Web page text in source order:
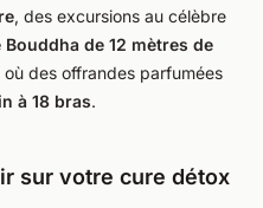
, des excursions au célèbre
Bouddha de 12 mètres de
des offrandes parfumées
à 18 bras.
sur votre cure détox